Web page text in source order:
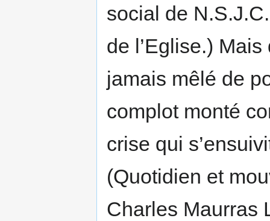
social de
de l’Eglise.)
jamais mêlé de
complot monté
crise qui
(Quotidien et
Charles Maurras